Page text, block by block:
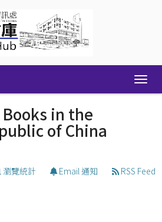
Books in the
of China
瀏覽統計 Email 通知 RSS Feed